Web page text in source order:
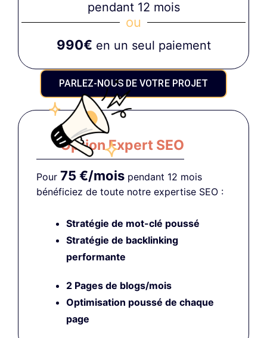
pendant 12 mois
ou
990€ en un seul paiement
PARLEZ-NOUS DE VOTRE PROJET
Option Expert SEO
Pour 75 €/mois pendant 12 mois
bénéficiez de toute notre expertise SEO :
Stratégie de mot-clé poussé
Stratégie de backlinking
performante
2 Pages de blogs/mois
Optimisation poussé de chaque
page